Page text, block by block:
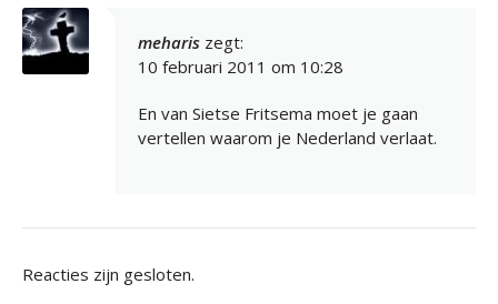
meharis zegt:
10 februari 2011 om 10:28
En van Sietse Fritsema moet je gaan
vertellen waarom je Nederland verlaat.
Reacties zijn gesloten.